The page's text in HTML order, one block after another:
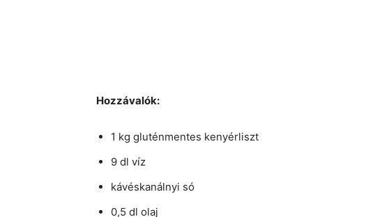
Hozzávalók:
1 kg gluténmentes kenyérliszt
9 dl víz
kávéskanálnyi só
0,5 dl olaj